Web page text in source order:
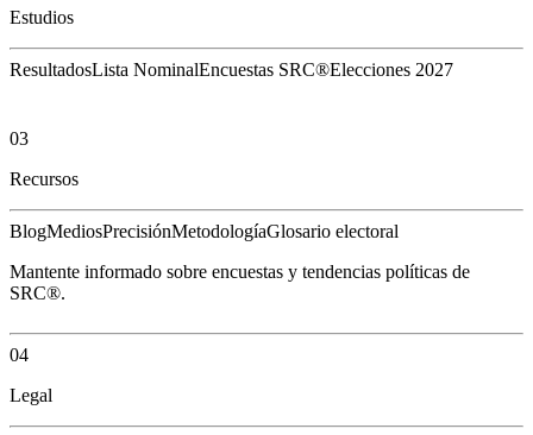
Estudios
ResultadosLista NominalEncuestas SRC®Elecciones 2027
03
Recursos
BlogMediosPrecisiónMetodologíaGlosario electoral
Mantente informado sobre encuestas y tendencias políticas de
SRC®.
04
Legal